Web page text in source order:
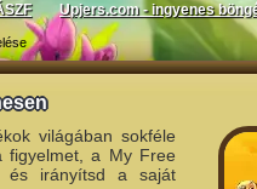
Upjers.com - ingyenes
világában sokféle
figyelmet, a My Free
és irányítsd a saját